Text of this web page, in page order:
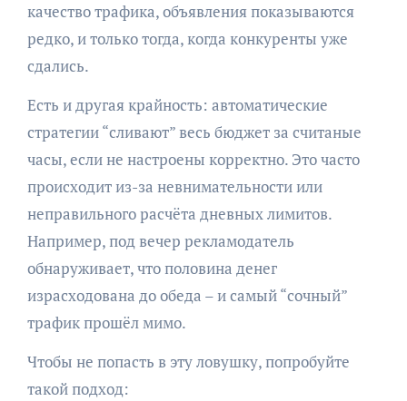
качество трафика, объявления показываются
редко, и только тогда, когда конкуренты уже
сдались.
Есть и другая крайность: автоматические
стратегии “сливают” весь бюджет за считаные
часы, если не настроены корректно. Это часто
происходит из-за невнимательности или
неправильного расчёта дневных лимитов.
Например, под вечер рекламодатель
обнаруживает, что половина денег
израсходована до обеда – и самый “сочный”
трафик прошёл мимо.
Чтобы не попасть в эту ловушку, попробуйте
такой подход: